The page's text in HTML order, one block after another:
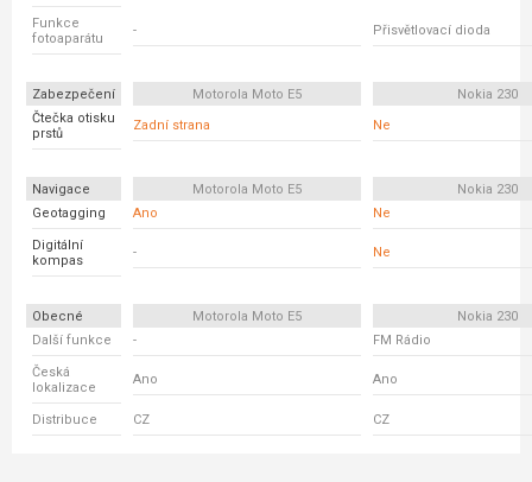
Funkce
fotoaparátu
- Přisvětlovací dioda
Zabezpečení Motorola Moto E5
Nokia 230
Čtečka otisku
prstů
Zadní strana Ne
Navigace Motorola Moto E5
Nokia 230
Geotagging
Ano Ne
Digitální
kompas
- Ne
Obecné Motorola Moto E5
Nokia 230
Další funkce
- FM Rádio
Česká
lokalizace
Ano Ano
Distribuce CZ CZ